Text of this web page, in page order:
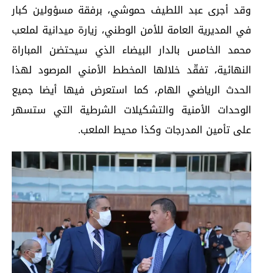
وقد أجرى عبد اللطيف حموشي، برفقة مسؤولين كبار
في المديرية العامة للأمن الوطني، زيارة ميدانية لملعب
محمد الخامس بالدار البيضاء الذي سيحتضن المباراة
النهائية، تفقّد خلالها المخطط الأمني المرصود لهذا
الحدث الرياضي الهام، كما استعرض فيها أيضا جميع
الوحدات الأمنية والتشكيلات الشرطية التي ستسهر
على تأمين المدرجات وكذا محيط الملعب.